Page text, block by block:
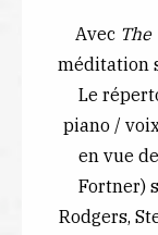
Avec The
méditation
Le
piano /
en vue
Fortner)
Rodgers,